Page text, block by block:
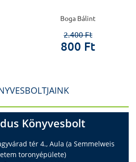
Boga Bálint
2.400 Ft
800 Ft
Könyvesbolt
tér 4., Aula (a Semmelweis
toronyépülete)